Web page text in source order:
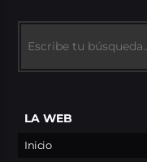
LA WEB
Inicio